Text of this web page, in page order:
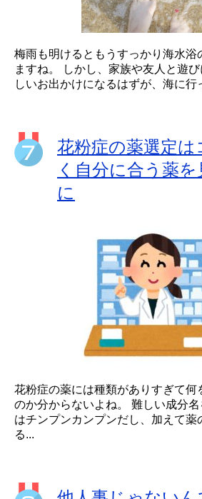
梅雨も明けるともうすっかり海水浴
ますね。 しかし、家族や友人と遊
しいお出かけになるはずが、海に行
花粉症の薬選定は
く自分に合う薬
に
花粉症の薬には種類がありすぎて何
のか分からないよね。 難しい成分
はチンプンカンプンだし、加えて薬
る...